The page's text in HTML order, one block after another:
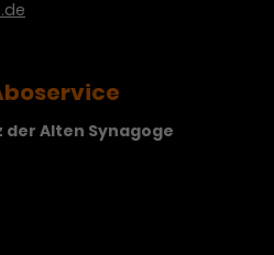
Alten Synagoge